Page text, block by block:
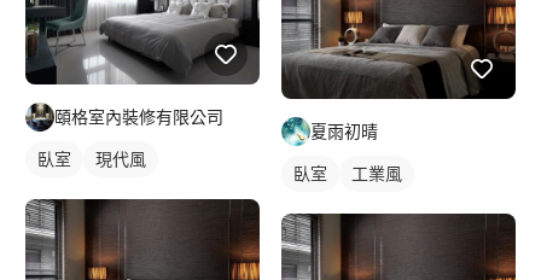
頤格室內裝修有限公司
臥室 現代風
夏雨初晴
臥室 工業風